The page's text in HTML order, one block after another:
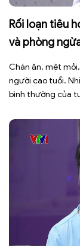
Rối loạn tiêu
và phòng
Chán ăn, mệt
người cao tuổi.
bình thường của
báo cho […]